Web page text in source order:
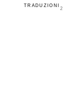
TRADUZIONI
2